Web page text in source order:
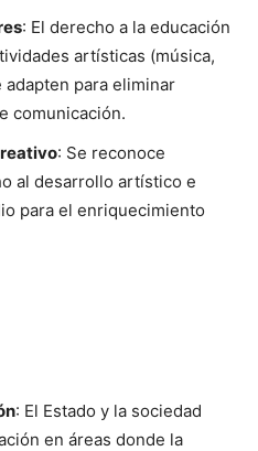
: El derecho a la educación
artísticas (música,
para eliminar
comunicación.
: Se reconoce
al desarrollo artístico e
para el enriquecimiento
: El Estado y la sociedad
en áreas donde la